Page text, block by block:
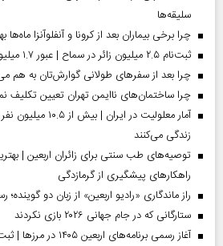
سلیقه‌ها
چرا برخی بیماران بعد از کرونا و آنفلوآنزا ماه‌ها
ثبت‌نام ۲.۵ میلیون زائر در سماح | عبور ۱.۷ میلیون نفر از مرز‌های اربعین
چرا بعد از سفرهای طولانی گوارش‌تان به هم
چرا ساختمان‌های ناایمن تهران تعیین تکلیف
آمار معلولیت در
زندگی می‌کنند
توصیه‌های طب سنتی برای زائران اربعین |
راهکارهای پیشگیری از گرمازدگی
راز ماندگاری «رادیو اربعین» از زبان دو
ستارگانی که در جام جهانی ۲۰۲۶ بازی نکردند